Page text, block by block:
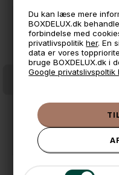
Du kan læse mere
BOXDELUX.dk
forbindelse med
privatlivspolitikher. En
data er vores
bruge BOXDELUX.dk i
Google privatslivspoltik
Plakat - Houserules, colors
249,-
På lager